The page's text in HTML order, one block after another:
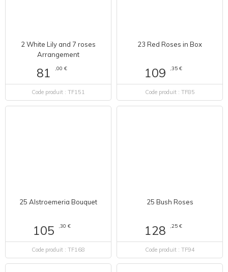
2 White Lily and 7 roses
Arrangement
81 ,00 €
Code produit : TF151
23 Red Roses in Box
109 ,35 €
Code produit : TF85
25 Alstroemeria Bouquet
105 ,30 €
Code produit : TF168
25 Bush Roses
128 ,25 €
Code produit : TF94